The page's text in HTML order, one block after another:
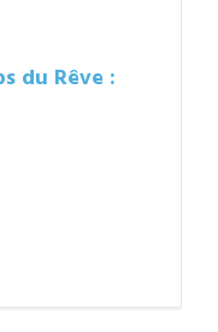
du Rêve :